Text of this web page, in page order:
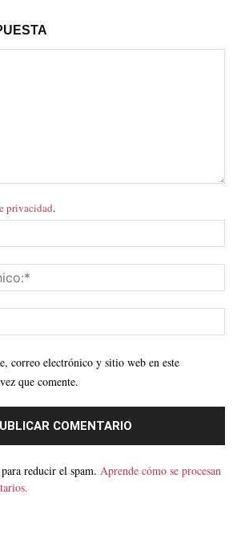
privacidad.
correo electrónico y sitio web en este
que comente.
reducir el spam. Aprende cómo se procesan